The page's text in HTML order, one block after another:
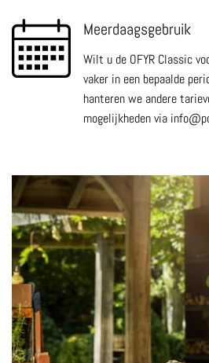
Meerdaagsgebruik
Wilt u de OFYR Classic
vaker in een bepaalde
hanteren we andere
mogelijkheden via